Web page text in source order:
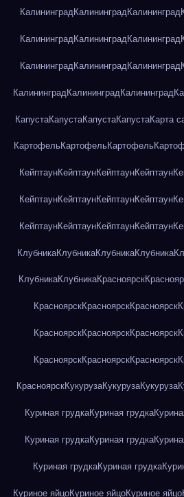
КалининградКалининградКалининград
КалининградКалининградКалининград
КалининградКалининградКалининград
Калининград Калининград Калининград
КапустаКапустаКапустаКапустаКарта
КартофельКартофельКартофель
КейптаунКейптаунКейптаунКейптаун
КейптаунКейптаунКейптаунКейптаун
КейптаунКейптаунКейптаунКейптаун
КлубникаКлубникаКлубникаКлубника
КлубникаКлубникаКрасноярск
КрасноярскКрасноярскКрасноярск
КрасноярскКрасноярскКрасноярск
КрасноярскКрасноярскКрасноярск
КрасноярскКукурузаКукурузаКукуруза
Куриная грудкаКуриная грудка
Куриная грудкаКуриная грудка
Куриная грудкаКуриная грудка
Куриное яйцоКуриное яйцоКуриное яйцо